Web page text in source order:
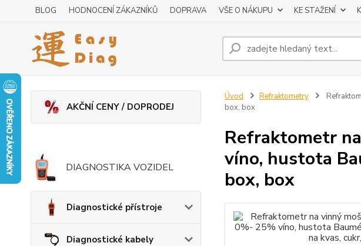
BLOG HODNOCENÍ ZÁKAZNÍKŮ DOPRAVA VŠE O NÁKUPU KE STAŽENÍ
AKČNÍ CENY / DOPRODEJ
DIAGNOSTIKA VOZIDEL
Diagnostické přístroje
Diagnostické kabely
Úvod Refraktometry
box, box
Refraktometr
víno, hustota
box, box